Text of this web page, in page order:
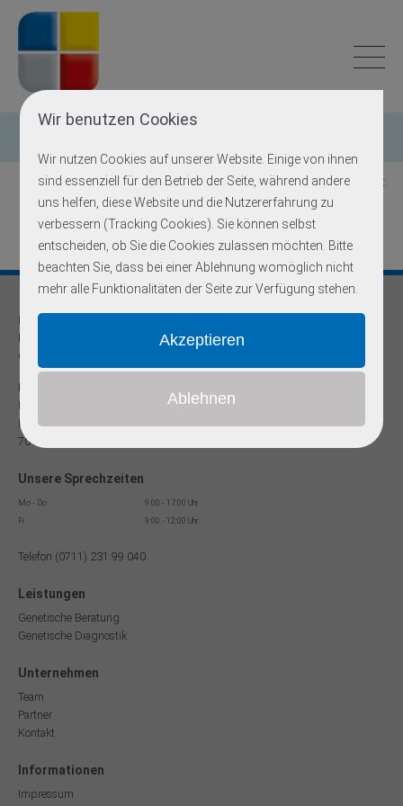
Wir benutzen Cookies
Wir nutzen Cookies auf unserer Website. Einige von ihnen
sind essenziell für den Betrieb der Seite, während andere
uns helfen, diese Website und die Nutzererfahrung zu
verbessern (Tracking Cookies). Sie können selbst
entscheiden, ob Sie die Cookies zulassen möchten. Bitte
beachten Sie, dass bei einer Ablehnung womöglich nicht
mehr alle Funktionalitäten der Seite zur Verfügung stehen.
Zurück zur Übersicht
Praxis für
Humangenetik und Prävention
Onkogenetische Schwerpunktpraxis
Dr. med Robert Hering
Facharzt für Humangenetik
Reinsburgstr. 13
70178 Stuttgart
Unsere Sprechzeiten
Mo - Do
9:00 - 17:00 Uhr
Fr
9:00 - 12:00 Uhr
Telefon (0711) 231 99 040
Leistungen
Genetische Beratung
Genetische Diagnostik
Unternehmen
Team
Partner
Kontakt
Informationen
Impressum